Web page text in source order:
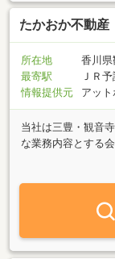
たかおか不動産
所在地
香川県
最寄駅
ＪＲ
情報提供元
アット
当社は三豊・観音
な業務内容とする
い」ご希望の方は